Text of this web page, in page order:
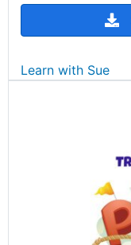
Learn with Sue